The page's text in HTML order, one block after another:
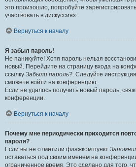
это произошло, попробуйте
участвовать в дискуссиях.
Вернуться к началу
Я забыл пароль!
Не паникуйте! Хотя пароль нельзя
новый. Перейдите на страницу входа на
ссылку Забыли пароль?. Следуйте
сможете войти на конференцию.
Если не удалось получить новый пароль,
конференции.
Вернуться к началу
Почему мне периодически приходится
пароля?
Если вы не отметили флажком пункт
оставаться под своим именем на
ограниченное время. Это сделано для того,